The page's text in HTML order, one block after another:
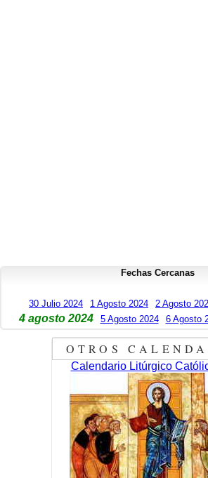
Fechas Cercanas
30 Julio 2024 1 Agosto 2024 2 Agosto
4 agosto 2024 5 Agosto 2024 6 Agosto
OTROS
Calendario Litúrgico